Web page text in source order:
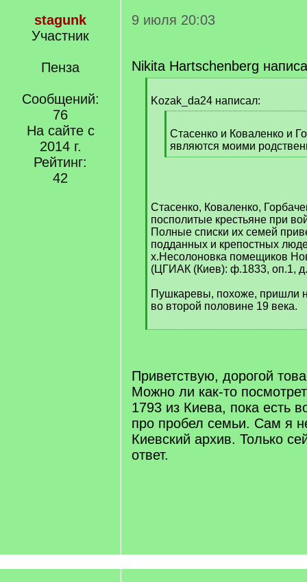
stagunk
Участник
Пенза
Сообщений:
76
На сайте с
2014 г.
Рейтинг:
42
9 июля 20:03
Nikita Hartschenberg
q
Kozak_da24 написал:
q
]
Стасенко и Коваленко и
являются моими
[
Стасенко, Коваленко,
посполитые крестьяне при
Полные списки их семей
подданных и крепостных
х.Несолоновка помещиков
(ЦГИАК (Киев): ф.1833, оп.1,
Пушкаревы, похоже, пришли
во второй половине 19 века.
[
Приветствую, дорогой
Можно ли как-то
1793 из Киева, пока есть
про пробел семьи. Сам я
Киевский архив. Только
ответ.